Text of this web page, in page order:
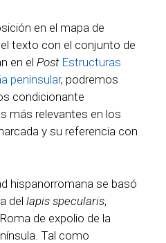
en el mapa de
texto con el conjunto de
en el Post Estructuras
peninsular, podremos
condicionante
más relevantes en los
y su referencia con
hispanorromana se basó
del lapis specularis,
de expolio de la
Tal como